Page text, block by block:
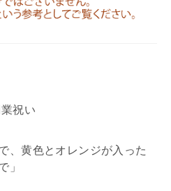
祝い
、黄色とオレンジが入った
」